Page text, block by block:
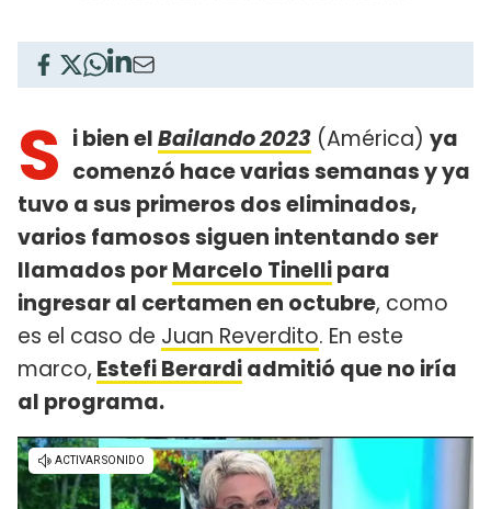
S i bien elBailando 2023 (América) ya
comenzó hace varias semanas y ya
tuvo a sus primeros dos eliminados,
varios famosos siguen intentando ser
llamados porMarcelo Tinellipara
ingresar al certamen en octubre, como
es el caso de Juan Reverdito. En este
marco, Estefi Berardiadmitió que no iría
al programa.